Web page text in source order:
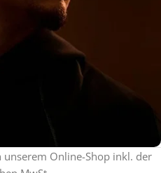
unserem Online-Shop inkl. der